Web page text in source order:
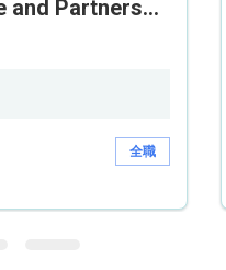
Manager, Card Usage and Partnership
全職